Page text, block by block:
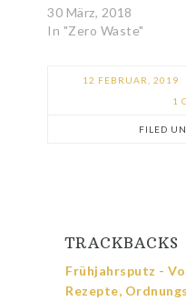
30 März, 2018
In "Zero Waste"
12 FEBRUAR, 2019
1
FILED
TRACKBACKS
Frühjahrsputz -
Rezepte,